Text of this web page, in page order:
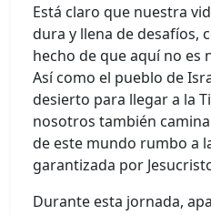
Está claro que nuestra
dura y llena de desafíos,
hecho de que aquí no
Así como el pueblo de
desierto para llegar a la
nosotros también
de este mundo rumbo a
garantizada por
Durante esta jornada,